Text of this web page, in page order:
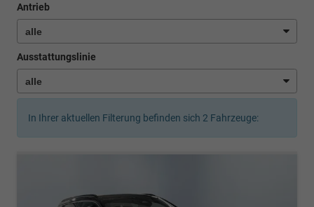
Antrieb
Ausstattungslinie
In Ihrer aktuellen Filterung befinden sich 2 Fahrzeuge: